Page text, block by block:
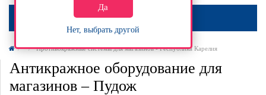
Да
Нет, выбрать другой
МЕНЮ
Противокражные системы для магазинов - Республика Карелия
Антикражное оборудование для
магазинов – Пудож